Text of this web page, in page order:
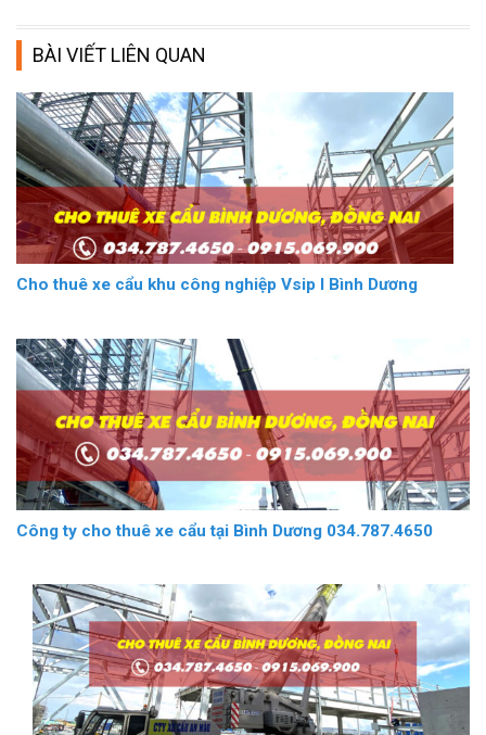
BÀI VIẾT LIÊN QUAN
Cho thuê xe cẩu khu công nghiệp Vsip I Bình Dương
Công ty cho thuê xe cẩu tại Bình Dương 034.787.4650